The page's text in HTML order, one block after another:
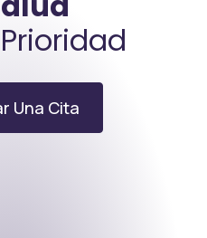
Una Cita